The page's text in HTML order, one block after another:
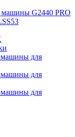
машины G2440 PRO
машины для
машины для
машины для